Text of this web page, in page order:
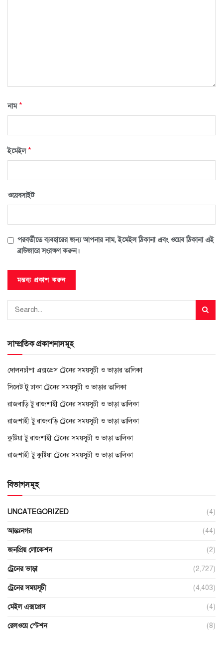
নাম*
ইমেইল*
ওয়েবসাইট
পরবর্তীতে ব্যবহারের জন্য আপনার নাম, ইমেইল ঠিকানা এবং ওয়েব ঠিকানা এই
ব্রাউজারে সংরক্ষণ করুন।
সাম্প্রতিক প্রকাশনাসমূহ
দোলনচাঁপা এক্সপ্রেস ট্রেনের সময়সূচী ও ভাড়ার তালিকা
সিলেট টু ঢাকা ট্রেনের সময়সূচী ও ভাড়ার তালিকা
রাজবাড়ি টু রাজশাহী ট্রেনের সময়সূচী ও ভাড়া তালিকা
রাজশাহী টু রাজবাড়ি ট্রেনের সময়সূচী ও ভাড়া তালিকা
কুষ্টিয়া টু রাজশাহী ট্রেনের সময়সূচী ও ভাড়া তালিকা
রাজশাহী টু কুষ্টিয়া ট্রেনের সময়সূচী ও ভাড়া তালিকা
বিভাগসমূহ
UNCATEGORIZED (4)
আন্তঃনগর (44)
জনপ্রিয় লোকেশন (2)
ট্রেনের ভাড়া (2,727)
ট্রেনের সময়সূচী (4,403)
মেইল এক্সপ্রেস (4)
রেলওয়ে স্টেশন (8)